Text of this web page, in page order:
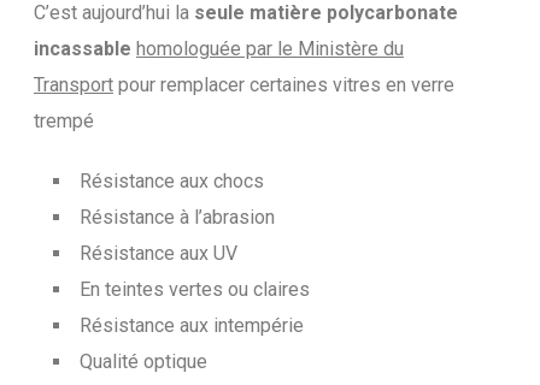
C’est aujourd’hui laseule matière polycarbonate
incassable homologuée par le Ministère du
Transportpour remplacer certaines vitres en verre
trempé
Résistance aux chocs
Résistance à l’abrasion
Résistance aux UV
En teintes vertes ou claires
Résistance aux intempérie
Qualité optique